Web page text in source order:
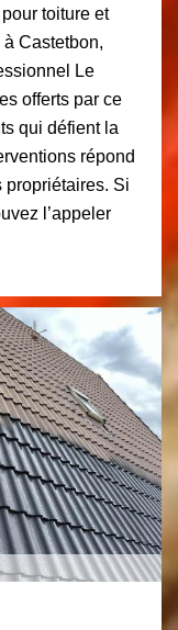
toiture et
Castetbon,
Le
offerts par ce
qui défient la
répond
propriétaires. Si
l’appeler